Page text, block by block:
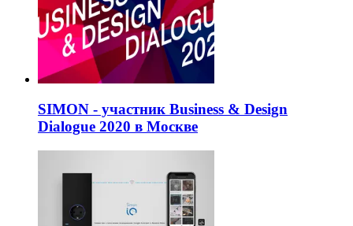
SIMON - участник Business & Design
Dialogue 2020 в Москве